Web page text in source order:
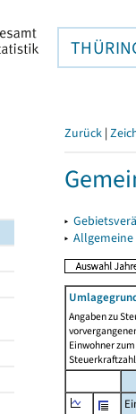
Zurück |
▸
▸
Angaben zu
Einwohner